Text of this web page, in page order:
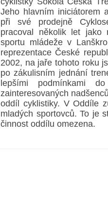
Jeho hlavním iniciátorem
při své prodejně
pracoval několik let jako
sportu mládeže v
reprezentace České
2002, na jaře tohoto roku
po zákulisním jednání
lepšími podmínkami
zainteresovaných
oddíl cyklistiky. V Oddíle
mladých sportovců. To je
činnost oddílu omezena.